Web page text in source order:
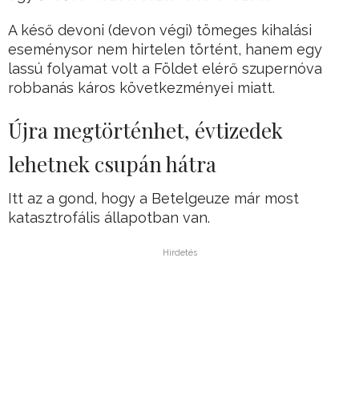
A késő devoni (devon végi) tömeges kihalási
eseménysor nem hirtelen történt, hanem egy
lassú folyamat volt a Földet elérő szupernóva
robbanás káros következményei miatt.
Újra megtörténhet, évtizedek
lehetnek csupán hátra
Itt az a gond, hogy a Betelgeuze már most
katasztrofális állapotban van.
Hirdetés